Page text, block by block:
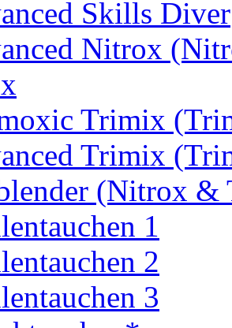
Skills Diver
Nitrox
Trimix
Trimix
(Nitrox
1
2
3